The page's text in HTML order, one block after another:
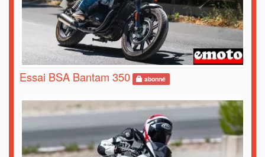
Essai BSA Bantam 350 abonné